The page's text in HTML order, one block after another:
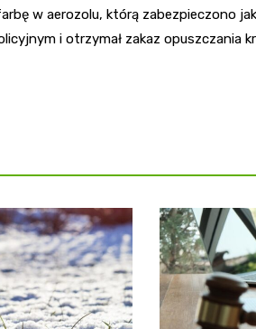
w aerozolu, którą zabezpieczono
i otrzymał zakaz opuszczania